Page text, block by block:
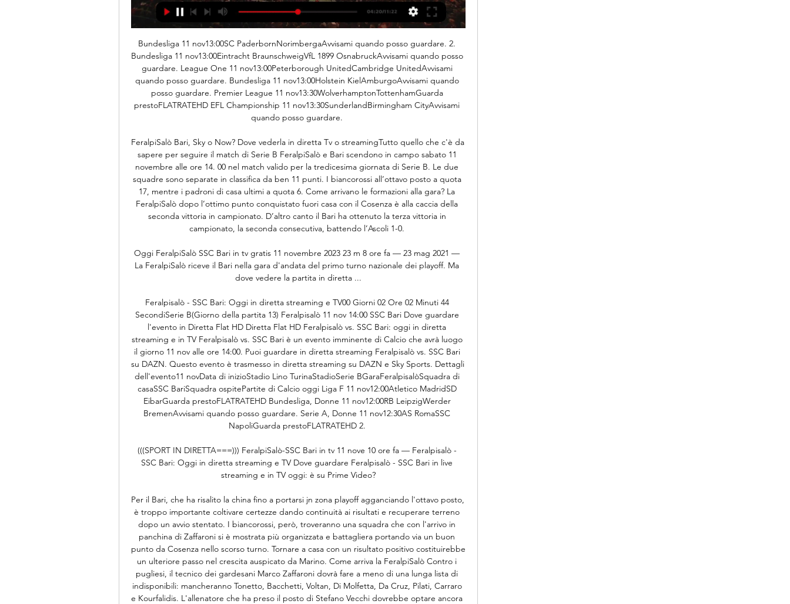
Bundesliga 11 nov13:00SC PaderbornNorimbergaAvvisami quando posso guardare. 2.
Bundesliga 11 nov13:00Eintracht BraunschweigVfL 1899 OsnabruckAvvisami quando posso
guardare. League One 11 nov13:00Peterborough UnitedCambridge UnitedAvvisami
quando posso guardare. Bundesliga 11 nov13:00Holstein KielAmburgoAvvisami quando
posso guardare. Premier League 11 nov13:30WolverhamptonTottenhamGuarda
prestoFLATRATEHD EFL Championship 11 nov13:30SunderlandBirmingham CityAvvisami
quando posso guardare.
FeralpiSalò Bari, Sky o Now? Dove vederla in diretta Tv o streamingTutto quello che c'è da
sapere per seguire il match di Serie B FeralpiSalò e Bari scendono in campo sabato 11
novembre alle ore 14. 00 nel match valido per la tredicesima giornata di Serie B. Le due
squadre sono separate in classifica da ben 11 punti. I biancorossi all’ottavo posto a quota
17, mentre i padroni di casa ultimi a quota 6. Come arrivano le formazioni alla gara? La
FeralpiSalò dopo l’ottimo punto conquistato fuori casa con il Cosenza è alla caccia della
seconda vittoria in campionato. D’altro canto il Bari ha ottenuto la terza vittoria in
campionato, la seconda consecutiva, battendo l’Ascoli 1-0.
Oggi FeralpiSalò SSC Bari in tv gratis 11 novembre 2023 23 m 8 ore fa — 23 mag 2021 —
La FeralpiSalò riceve il Bari nella gara d'andata del primo turno nazionale dei playoff. Ma
dove vedere la partita in diretta ...
Feralpisalò - SSC Bari: Oggi in diretta streaming e TV00 Giorni 02 Ore 02 Minuti 44
SecondiSerie B(Giorno della partita 13) Feralpisalò 11 nov 14:00 SSC Bari Dove guardare
l'evento in Diretta Flat HD Diretta Flat HD Feralpisalò vs. SSC Bari: oggi in diretta
streaming e in TV Feralpisalò vs. SSC Bari è un evento imminente di Calcio che avrà luogo
il giorno 11 nov alle ore 14:00. Puoi guardare in diretta streaming Feralpisalò vs. SSC Bari
su DAZN. Questo evento è trasmesso in diretta streaming su DAZN e Sky Sports. Dettagli
dell'evento11 novData di inizioStadio Lino TurinaStadioSerie BGaraFeralpisalòSquadra di
casaSSC BariSquadra ospitePartite di Calcio oggi Liga F 11 nov12:00Atletico MadridSD
EibarGuarda prestoFLATRATEHD Bundesliga, Donne 11 nov12:00RB LeipzigWerder
BremenAvvisami quando posso guardare. Serie A, Donne 11 nov12:30AS RomaSSC
NapoliGuarda prestoFLATRATEHD 2.
(((SPORT IN DIRETTA===))) FeralpiSalò-SSC Bari in tv 11 nove 10 ore fa — Feralpisalò -
SSC Bari: Oggi in diretta streaming e TV Dove guardare Feralpisalò - SSC Bari in live
streaming e in TV oggi: è su Prime Video?
Per il Bari, che ha risalito la china fino a portarsi jn zona playoff agganciando l'ottavo posto,
è troppo importante coltivare certezze dando continuità ai risultati e recuperare terreno
dopo un avvio stentato. I biancorossi, però, troveranno una squadra che con l'arrivo in
panchina di Zaffaroni si è mostrata più organizzata e battagliera portando via un buon
punto da Cosenza nello scorso turno. Tornare a casa con un risultato positivo costituirebbe
un ulteriore passo nel crescita auspicato da Marino. Come arriva la FeralpiSalò Contro i
pugliesi, il tecnico dei gardesani Marco Zaffaroni dovrà fare a meno di una lunga lista di
indisponibili: mancheranno Tonetto, Bacchetti, Voltan, Di Molfetta, Da Cruz, Pilati, Carraro
e Kourfalidis. L'allenatore che ha preso il posto di Stefano Vecchi dovrebbe optare ancora